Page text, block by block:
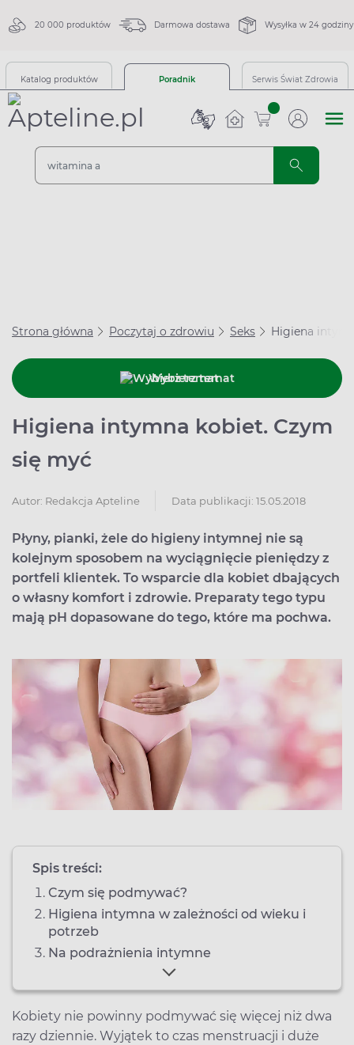
20 000 produktów Darmowa dostawa Wysyłka w 24 godziny
Katalog produktów Poradnik Serwis Świat Zdrowia
sztuk
Strona główna Poczytaj o zdrowiu Seks Higiena
Wybierz temat
Higiena intymna kobiet. Czym
się myć
Autor: Redakcja Apteline Data publikacji: 15.05.2018
Płyny, pianki, żele do higieny intymnej nie są
kolejnym sposobem na wyciągnięcie pieniędzy z
portfeli klientek. To wsparcie dla kobiet dbających
o własny komfort i zdrowie. Preparaty tego typu
mają pH dopasowane do tego, które ma pochwa.
Spis treści:
Czym się podmywać?
Higiena intymna w zależności od wieku i
potrzeb
Na podrażnienia intymne
Kobiety nie powinny podmywać się więcej niż dwa
razy dziennie. Wyjątek to czas menstruacji i duże